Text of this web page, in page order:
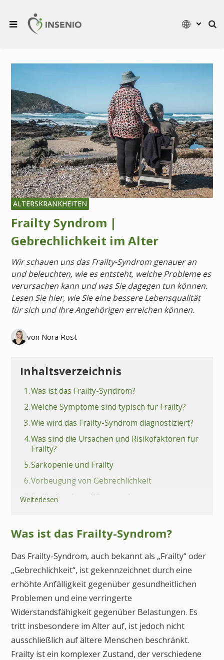
ALTERSKRANKHEITEN
Frailty Syndrom |
Gebrechlichkeit im Alter
Wir schauen uns das Frailty-Syndrom genauer an
und beleuchten, wie es entsteht, welche Probleme es
verursachen kann und was Sie dagegen tun können.
Lesen Sie hier, wie Sie eine bessere Lebensqualität
für sich und Ihre Angehörigen erreichen können.
von Nora Rost
Was ist das Frailty-Syndrom?
Das Frailty-Syndrom, auch bekannt als „Frailty“ oder
„Gebrechlichkeit“, ist gekennzeichnet durch eine
erhöhte Anfälligkeit gegenüber gesundheitlichen
Problemen und eine verringerte
Widerstandsfähigkeit gegenüber Belastungen. Es
tritt insbesondere im Alter auf, ist jedoch nicht
ausschließlich auf ältere Menschen beschränkt.
Frailty ist ein komplexer Zustand, der verschiedene
Inhaltsverzeichnis
1.Was ist das Frailty-Syndrom?
2.Welche Symptome sind typisch für Frailty?
3.Wie wird das Frailty-Syndrom diagnostiziert?
4.Was sind die Ursachen und Risikofaktoren für
Frailty?
5.Sarkopenie und Frailty
6.Vorbeugung von Gebrechlichkeit
7.Frailty Syndrom Pflegegrad
9.Frailty Syndrom Pflegerische Maßnahmen
verbunden?
11.Fazit Frailty Syndrom
12.Häufige Fragen (FAQs) zum Frailty-Syndrom
Weiterlesen